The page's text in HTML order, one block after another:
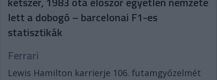
lett a dobogó – barcelonai F1-es
statisztikák
Ferrari
Lewis Hamilton karrierje 106. futamgyőzelmét